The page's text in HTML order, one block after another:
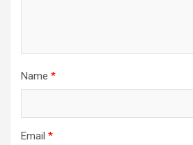
Name *
Email *